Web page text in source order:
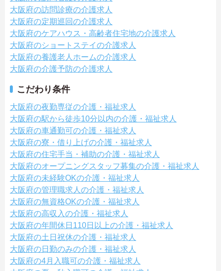
大阪府の訪問診療の介護求人
大阪府の定期巡回の介護求人
大阪府のケアハウス・高齢者住宅地の介護求人
大阪府のショートステイの介護求人
大阪府の養護老人ホームの介護求人
大阪府の介護予防の介護求人
こだわり条件
大阪府の夜勤専従の介護・福祉求人
大阪府の駅から徒歩10分以内の介護・福祉求人
大阪府の車通勤可の介護・福祉求人
大阪府の寮・借り上げの介護・福祉求人
大阪府の住宅手当・補助の介護・福祉求人
大阪府のオープニングスタッフ募集の介護・福祉求人
大阪府の未経験OKの介護・福祉求人
大阪府の管理職求人の介護・福祉求人
大阪府の無資格OKの介護・福祉求人
大阪府の高収入の介護・福祉求人
大阪府の年間休日110日以上の介護・福祉求人
大阪府の土日祝休の介護・福祉求人
大阪府の日勤のみの介護・福祉求人
大阪府の4月入職可の介護・福祉求人